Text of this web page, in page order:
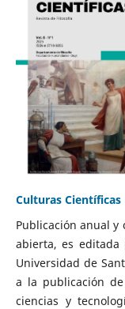
Culturas Científicas
Publicación anual y
abierta, es editada
Universidad de
a la publicación
ciencias y